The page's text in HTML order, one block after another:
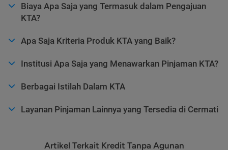
Biaya Apa Saja yang Termasuk dalam Pengajuan
KTA?
Apa Saja Kriteria Produk KTA yang Baik?
Institusi Apa Saja yang Menawarkan Pinjaman KTA?
Berbagai Istilah Dalam KTA
Layanan Pinjaman Lainnya yang Tersedia di Cermati
Artikel Terkait Kredit Tanpa Agunan